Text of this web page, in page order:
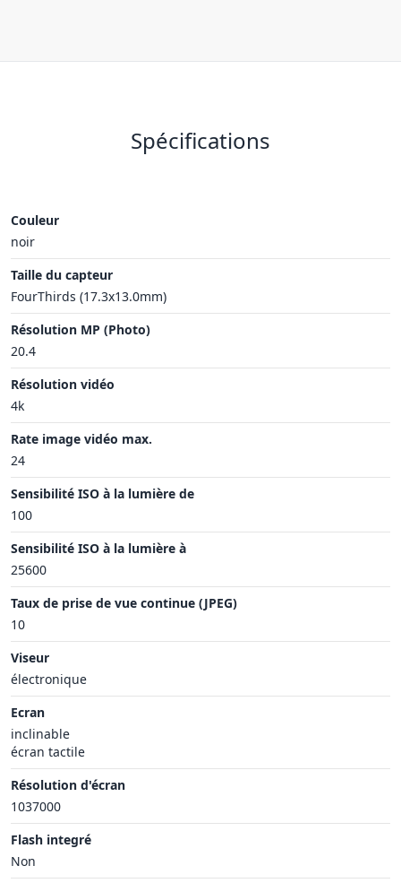
Spécifications
Couleur
noir
Taille du capteur
FourThirds (17.3x13.0mm)
Résolution MP (Photo)
20.4
Résolution vidéo
4k
Rate image vidéo max.
24
Sensibilité ISO à la lumière de
100
Sensibilité ISO à la lumière à
25600
Taux de prise de vue continue (JPEG)
10
Viseur
électronique
Ecran
inclinable
écran tactile
Résolution d'écran
1037000
Flash integré
Non